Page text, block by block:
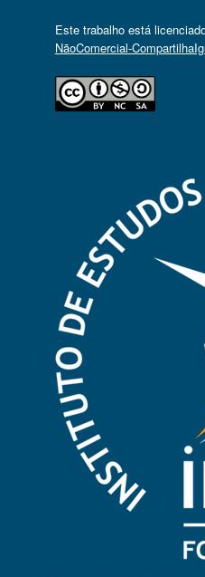
Este trabalho está
NãoComercial-